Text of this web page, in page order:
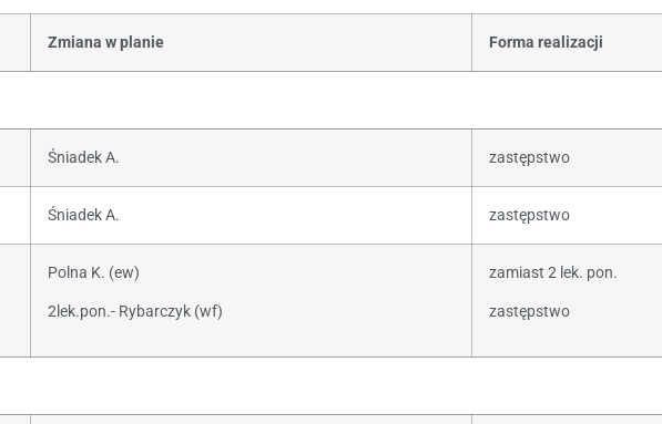
Zmiana w planie Forma realizacji
Śniadek A. zastępstwo
Śniadek A. zastępstwo
Polna K. (ew)
2lek.pon.- Rybarczyk (wf)
zamiast 2 lek. pon.
zastępstwo